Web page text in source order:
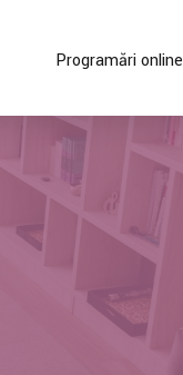
Programări online